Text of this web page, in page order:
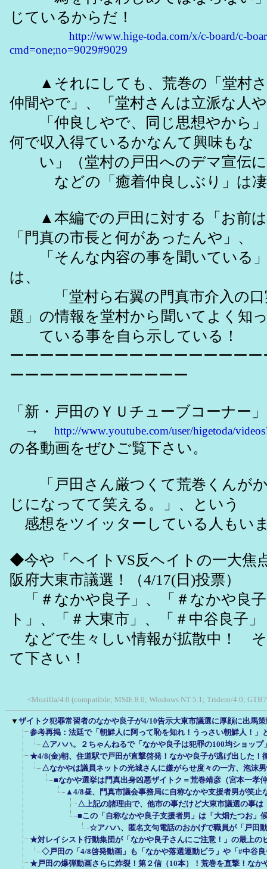
じているからだ！
http://www.hige-toda.com/x/c-board/c-
cmd=one;no=9029#9029
▲それにしても、荒巻の「堂村さ
仲間やで」、「堂村さんは立派な人
「仲良しやで、同じ思想やから」
何で収入得ているかなんて興味もな
い」（堂村の戸田へのデマ宣伝に
などの「癒着仲良しぶり」は凄
▲本編での戸田に対する「お前は
「門真の市長と何があったんや」、
「そんな内容の事を聞いている
は、
「堂村ら右翼の門真市介入の口
題」の情報を堂村から聞いてよく知
ている事を自ら示している！
ーーーーーーーーーーーーーーーー
ーーーーーーーーーーーー
「新・戸田のＹＵチューブコーナー」
→
http://www.youtube.com/user/higetoda/
の各動画をぜひご覧下さい。
「戸田さん厳つくて荒巻くんが
じになってて笑える。」、という
感想をツイッターしている人もい
◆今や「ヘイトVS反ヘイトの一大焦
阪府大東市議選！（4/17(日)投票）
「＃なかや良子」、「＃なかや良
ト」、「＃大東市」、「＃中谷良子」
などで生々しい情報が拡散中！
て下さい！
<Mozilla/4.0 (compatible; MSIE 8.0; Windows NT 5.1; Trident/4.0;
▼ ザイトク犯罪常習者のなかや良子が4/10告示大東市議選に厚顔に出馬
参考再掲：法廷で「朝鮮人に阿って恥を知れ！うっさい朝鮮人！」
△アハハ。２ちゃんねるで「なかや良子は犯罪の100均ショップ
★4/8(金)朝、住道駅で戸田が直撃啓発！なかや良子が逃げ出した！
△なかやは議員ネットの光城さんに嫌がらせ度々の一方、泡沫
■なかや選挙は門真出身凶悪ザイトク＝荒巻靖彦（宮本一孝
▲4/8昼、門真市議会事務局に自称なかや支援者男が笑止
△上記の諸理由で、他市の事だけど大東市議選の事は
■この「自称なかや良子支援者男」は「大畑たつお」
☆アハハ、匿名文句電話のおかげで職員が「戸田
★対レイシスト行動集団が「なかや良子さんにご注意！」の最上の
◇戸田の「4/8啓発動画」も「なかや落選運動ビラ」や「#中谷
★戸田の爆弾動画さらに炸裂！第２信（10本）！荒巻を直撃！なか